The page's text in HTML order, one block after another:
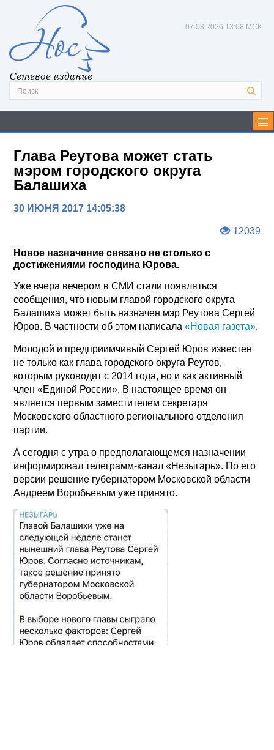
Сетевое издание
07.08.2026 13:08 МСК
Глава Реутова может стать
мэром городского округа
Балашиха
30 ИЮНЯ 2017 14:05:38
12039
Новое назначение связано не столько с
достижениями господина Юрова.
Уже вчера вечером в СМИ стали появляться
сообщения, что новым главой городского округа
Балашиха может быть назначен мэр Реутова Сергей
Юров. В частности об этом написала«Новая газета».
Молодой и предприимчивый Сергей Юров известен
не только как глава городского округа Реутов,
которым руководит с 2014 года, но и как активный
член «Единой России». В настоящее время он
является первым заместителем секретаря
Московского областного регионального отделения
партии.
А сегодня с утра о предполагающемся назначении
информировал телеграмм-канал «Незыгарь». По его
версии решение губернатором Московской области
Андреем Воробьевым уже принято.